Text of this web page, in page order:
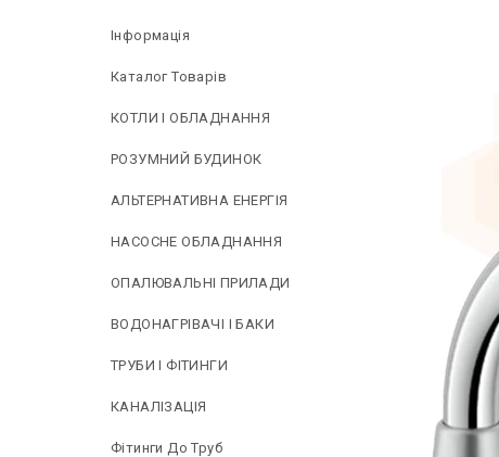
Інформація
Каталог Товарів
КОТЛИ І ОБЛАДНАННЯ
РОЗУМНИЙ БУДИНОК
АЛЬТЕРНАТИВНА ЕНЕРГІЯ
НAСОСНЕ ОБЛАДНАННЯ
ОПАЛЮВАЛЬНІ ПРИЛАДИ
ВОДОНАГРІВАЧІ І БАКИ
ТРУБИ І ФІТИНГИ
КАНАЛІЗАЦІЯ
Фітинги До Труб